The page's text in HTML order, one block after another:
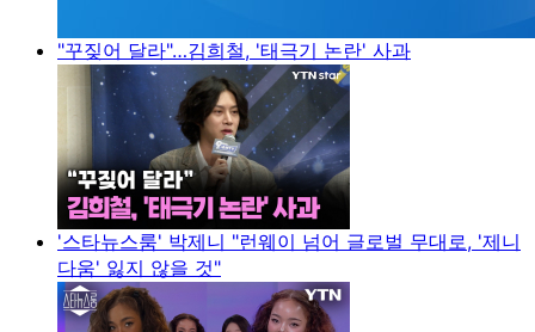
"꾸짖어 달라"…김희철, '태극기 논란' 사과
'스타뉴스룸' 박제니 "런웨이 넘어 글로벌 무대로, '제니
다움' 잃지 않을 것"